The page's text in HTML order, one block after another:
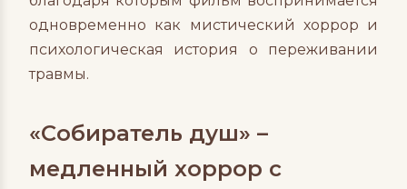
одновременно как мистический хоррор и
психологическая история о переживании
травмы.
«Собиратель душ» –
медленный хоррор с